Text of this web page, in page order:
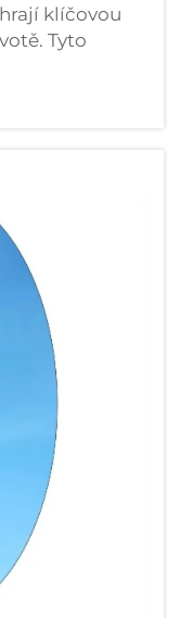
klíčovou
Tyto
z
stabilní
podniky a